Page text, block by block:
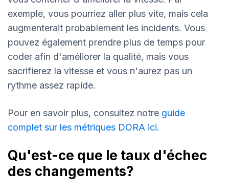
exemple, vous pourriez aller plus vite, mais cela
augmenterait probablement les incidents. Vous
pouvez également prendre plus de temps pour
coder afin d'améliorer la qualité, mais vous
sacrifierez la vitesse et vous n'aurez pas un
rythme assez rapide.
Pour en savoir plus, consultez notre guide
complet sur les métriques DORA ici.
Qu'est-ce que le taux d'échec
des changements?